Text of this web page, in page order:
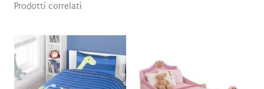
Prodotti correlati